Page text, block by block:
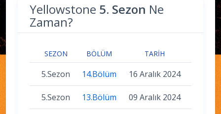
Yellowstone 5. Sezon Ne
Zaman?
SEZON BÖLÜM TARIH
5.Sezon 14.Bölüm 16 Aralık 2024
5.Sezon 13.Bölüm 09 Aralık 2024